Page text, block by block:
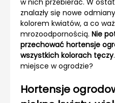
znalazły się nowe
kolorem kwiatów, a co
mrozoodpornością. Nie
przechować hortensje
wszystkich kolorach tęczy
miejsce w ogrodzie?
Hortensje